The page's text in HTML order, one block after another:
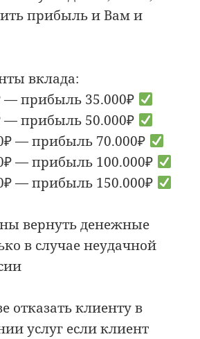
прибыль и Вам и
вклада:
— прибыль 35.000₽
— прибыль 50.000₽
— прибыль 70.000₽
— прибыль 100.000₽
— прибыль 150.000₽
вернуть денежные
в случае неудачной
отказать клиенту в
услуг если клиент